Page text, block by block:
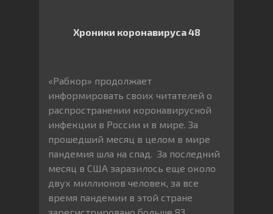
Хроники коронавируса 48
«Рабкор» продолжает
информировать своих читателей о
распространении коронавирусной
инфекции в России и в мире. За
прошедший месяц в целом в мире
пандемия шла на спад. За последний
месяц в США заразилось еще около
двух миллионов человек, за все
время пандемии в этой стране